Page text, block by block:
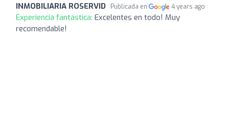
INMOBILIARIA ROSERVID Publicada en 4 years ago
Experiencia fantástica: Excelentes en todo! Muy
recomendable!